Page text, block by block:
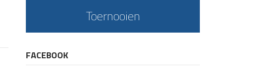
Toernooien
FACEBOOK